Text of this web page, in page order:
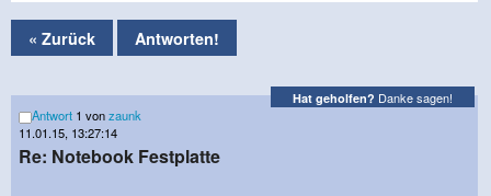
« Zurück Antworten!
Hat geholfen? Danke sagen!
Antwort 1 vonzaunk
11.01.15, 13:27:14
Re: Notebook Festplatte